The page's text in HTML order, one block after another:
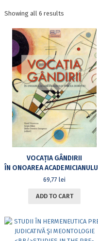
Showing all 6 resultsSorted
latest
VOCAȚIA GÂNDIRII
ÎN ONOAREA ACADEMICIANULUI MIRCEA DUMITRU
69,77lei
ADD TO CART